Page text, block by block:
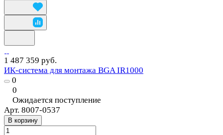
1 487 359 руб.
ИК-система для монтажа BGA IR1000
0
0
Ожидается поступление
Арт. 8007-0537
В корзину